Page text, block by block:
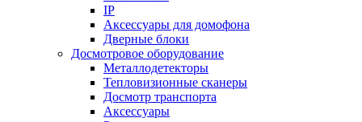
IP
Аксессуары для домофона
Дверные блоки
Досмотровое оборудование
Металлодетекторы
Тепловизионные сканеры
Досмотр транспорта
Аксессуары